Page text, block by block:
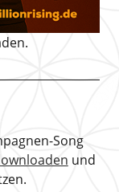
Song
und